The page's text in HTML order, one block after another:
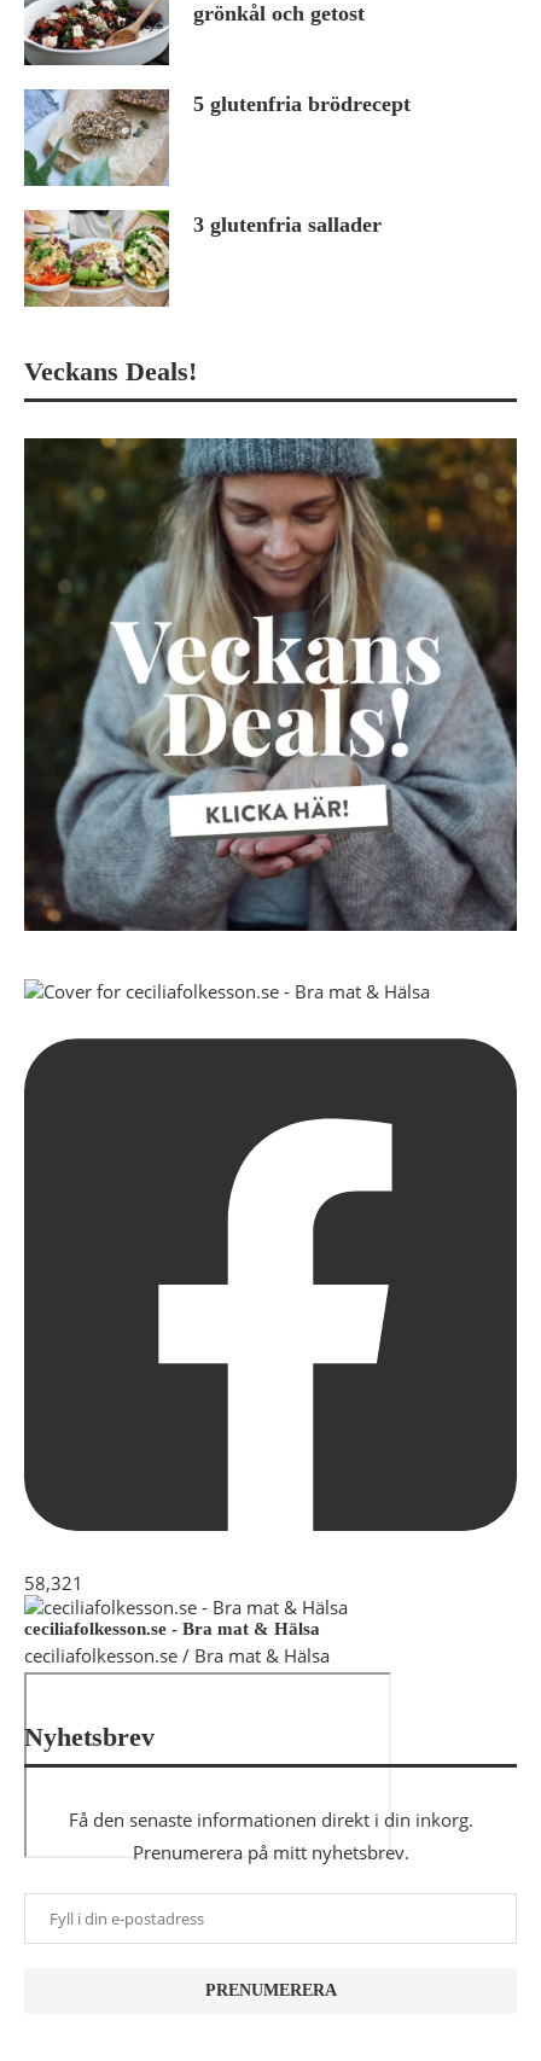
grönkål och getost
5 glutenfria brödrecept
3 glutenfria sallader
Veckans Deals!
58,321
ceciliafolkesson.se - Bra mat & Hälsa
ceciliafolkesson.se / Bra mat & Hälsa
Nyhetsbrev
Få den senaste informationen direkt i din inkorg.
Prenumerera på mitt nyhetsbrev.